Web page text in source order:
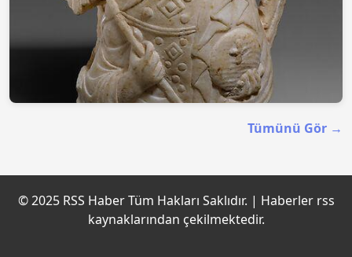
BAŞMELEK MİKAİL SÜTUN BAŞI TÜRKİYE’YE
Tümünü Gör →
© 2025 RSS Haber Tüm Hakları Saklıdır. | Haberler rss
kaynaklarından çekilmektedir.